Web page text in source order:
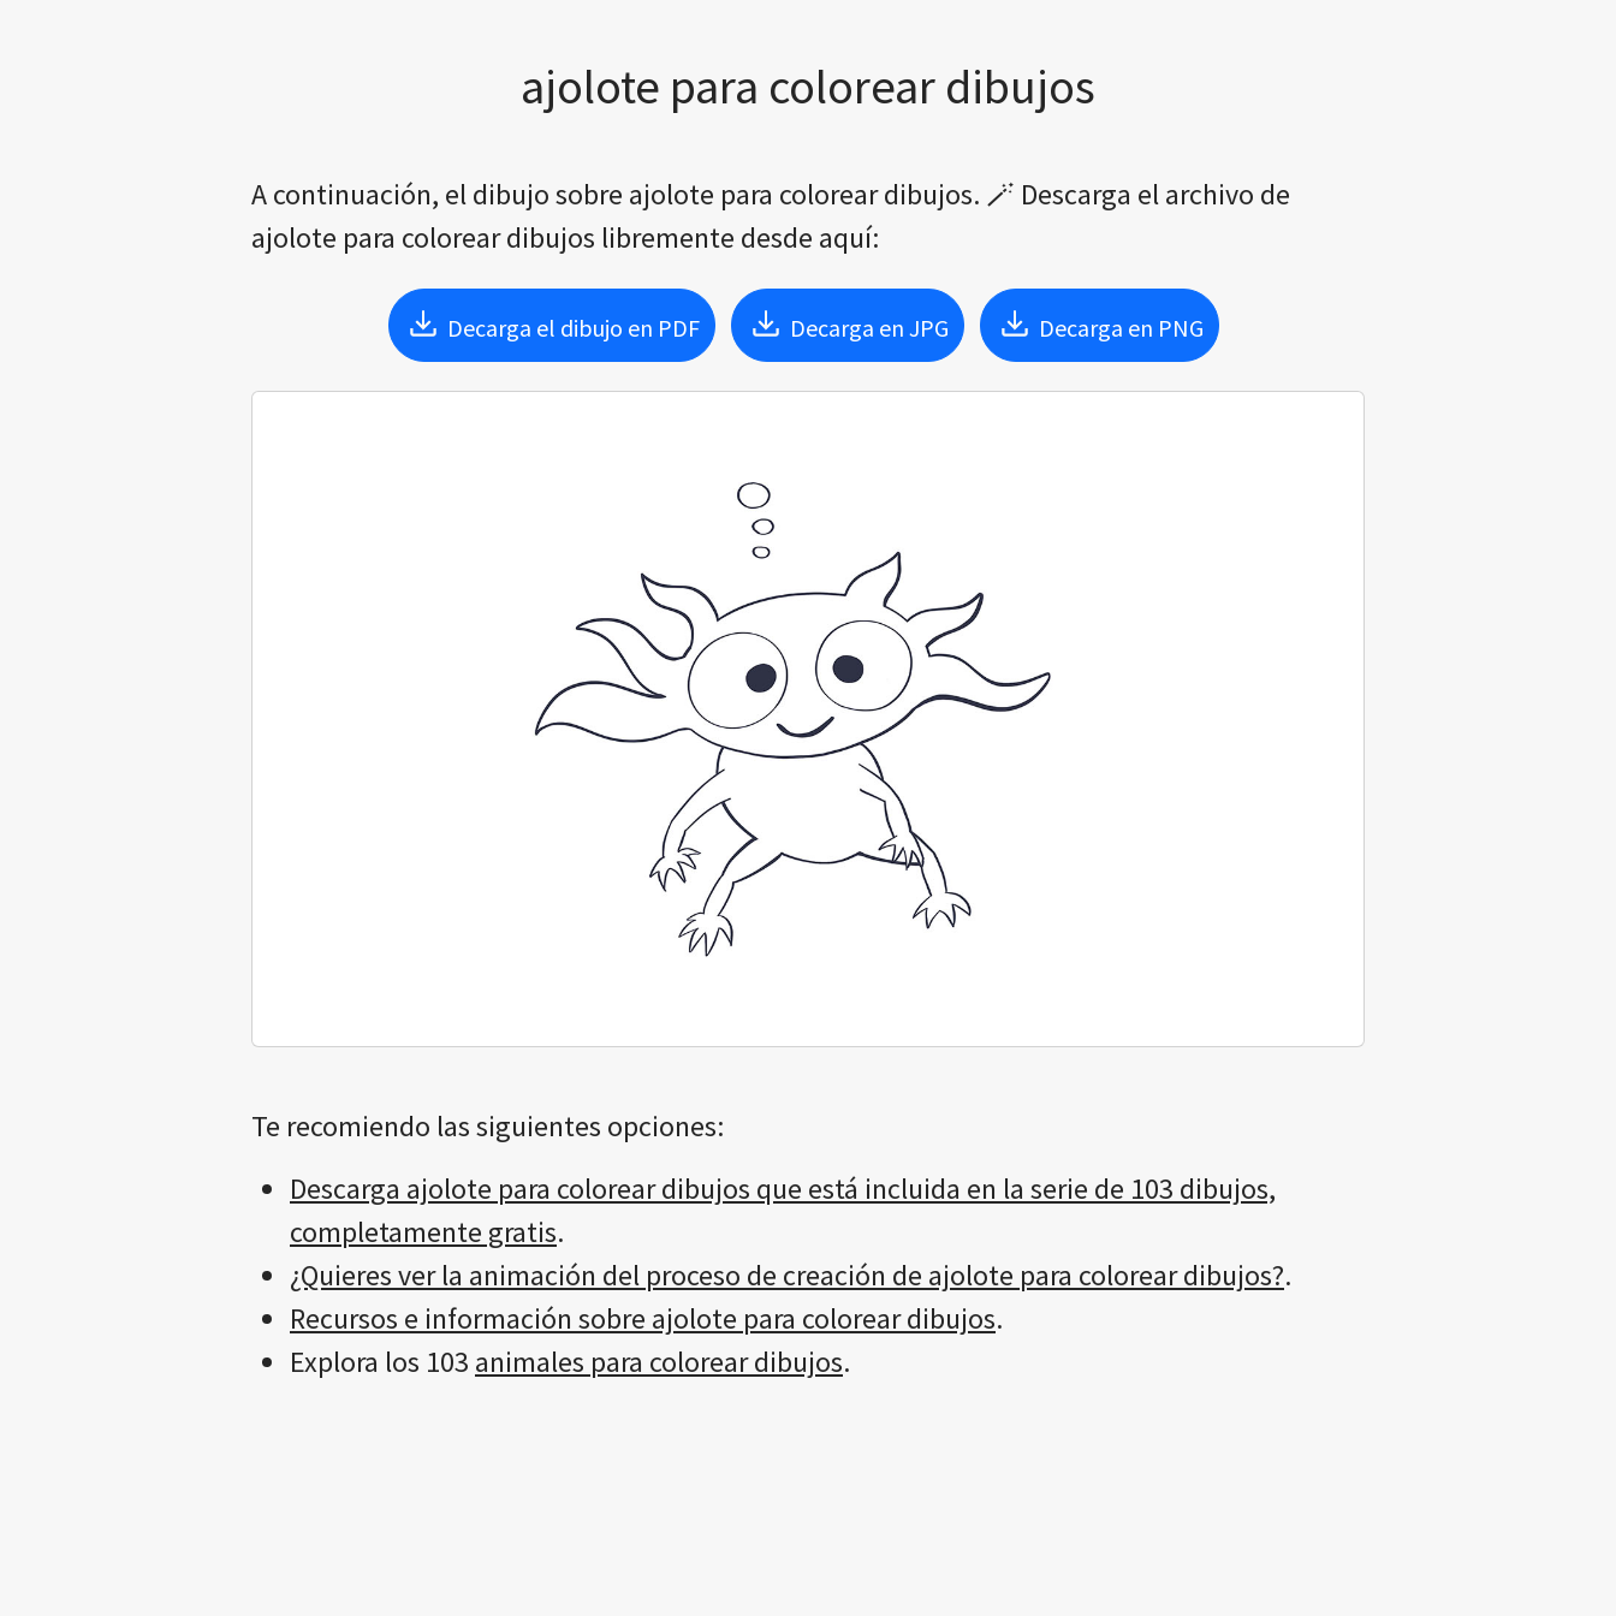
ajolote para colorear dibujos
A continuación, el dibujo sobre ajolote para colorear dibujos. 🪄 Descarga el archivo de
ajolote para colorear dibujos libremente desde aquí:
Decarga el dibujo en PDF Decarga en JPG Decarga en PNG
Te recomiendo las siguientes opciones:
Descarga ajolote para colorear dibujos que está incluida en la serie de 103 dibujos,
completamente gratis.
¿Quieres ver la animación del proceso de creación de ajolote para colorear dibujos?.
Recursos e información sobre ajolote para colorear dibujos.
Explora los 103 animales para colorear dibujos.